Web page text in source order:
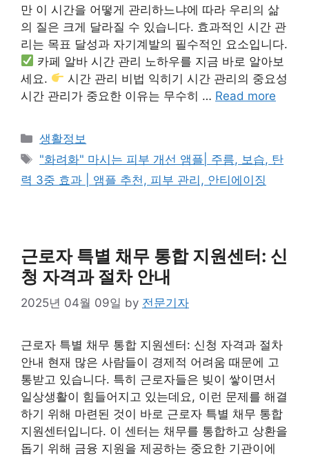
만 이 시간을 어떻게 관리하느냐에 따라 우리의 삶
의 질은 크게 달라질 수 있습니다. 효과적인 시간 관
리는 목표 달성과 자기계발의 필수적인 요소입니다.
카페 알바 시간 관리 노하우를 지금 바로 알아보
세요.
시간 관리 비법 익히기 시간 관리의 중요성
시간 관리가 중요한 이유는 무수히 … Read more
Categories
생활정보
Tags
"화려화" 마시는 피부 개선 앰플| 주름, 보습, 탄
력 3중 효과 | 앰플 추천, 피부 관리, 안티에이징
근로자 특별 채무 통합 지원센터: 신
청 자격과 절차 안내
2025년 04월 09일 by 전문기자
근로자 특별 채무 통합 지원센터: 신청 자격과 절차
안내 현재 많은 사람들이 경제적 어려움 때문에 고
통받고 있습니다. 특히 근로자들은 빚이 쌓이면서
일상생활이 힘들어지고 있는데요, 이런 문제를 해결
하기 위해 마련된 것이 바로 근로자 특별 채무 통합
지원센터입니다. 이 센터는 채무를 통합하고 상환을
돕기 위해 금융 지원을 제공하는 중요한 기관이에